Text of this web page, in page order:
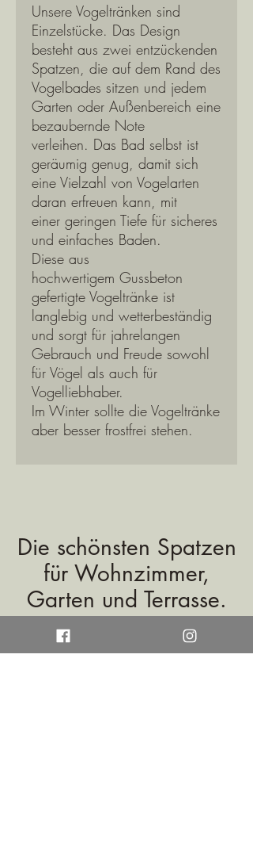
Unsere Vogeltränken sind
Einzelstücke. Das Design
besteht aus zwei entzückenden
Spatzen, die auf dem Rand des
Vogelbades sitzen und jedem
Garten oder Außenbereich eine
bezaubernde Note
verleihen. Das Bad selbst ist
geräumig genug, damit sich
eine Vielzahl von Vogelarten
daran erfreuen kann, mit
einer geringen Tiefe für sicheres
und einfaches Baden.
Diese aus
hochwertigem Gussbeton
gefertigte Vogeltränke ist
langlebig und wetterbeständig
und sorgt für jahrelangen
Gebrauch und Freude sowohl
für Vögel als auch für
Vogelliebhaber.
Im Winter sollte die Vogeltränke
aber besser frostfrei stehen.
Die schönsten Spatzen
für Wohnzimmer,
Garten und Terrasse.